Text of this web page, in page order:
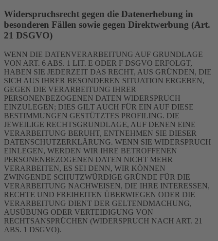
Widerspruchsrecht gegen die Datenerhebung in
besonderen Fällen sowie gegen Direktwerbung (Art.
21 DSGVO)
WENN DIE DATENVERARBEITUNG AUF GRUNDLAGE
VON ART. 6 ABS. 1 LIT. E ODER F DSGVO ERFOLGT,
HABEN SIE JEDERZEIT DAS RECHT, AUS GRÜNDEN, DIE
SICH AUS IHRER BESONDEREN SITUATION ERGEBEN,
GEGEN DIE VERARBEITUNG IHRER
PERSONENBEZOGENEN DATEN WIDERSPRUCH
EINZULEGEN; DIES GILT AUCH FÜR EIN AUF DIESE
BESTIMMUNGEN GESTÜTZTES PROFILING. DIE
JEWEILIGE RECHTSGRUNDLAGE, AUF DENEN EINE
VERARBEITUNG BERUHT, ENTNEHMEN SIE DIESER
DATENSCHUTZERKLÄRUNG. WENN SIE WIDERSPRUCH
EINLEGEN, WERDEN WIR IHRE BETROFFENEN
PERSONENBEZOGENEN DATEN NICHT MEHR
VERARBEITEN, ES SEI DENN, WIR KÖNNEN
ZWINGENDE SCHUTZWÜRDIGE GRÜNDE FÜR DIE
VERARBEITUNG NACHWEISEN, DIE IHRE INTERESSEN,
RECHTE UND FREIHEITEN ÜBERWIEGEN ODER DIE
VERARBEITUNG DIENT DER GELTENDMACHUNG,
AUSÜBUNG ODER VERTEIDIGUNG VON
RECHTSANSPRÜCHEN (WIDERSPRUCH NACH ART. 21
ABS. 1 DSGVO).